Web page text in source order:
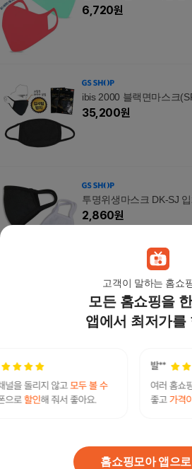
고객이 말하는 홈쇼
모든 홈쇼핑을
앱에서 최저가를
홈쇼핑모아 앱으로
6,720원
ibis 2000 블랙면마스크
35,200원
투명위생마스크 DK-SJ
2,860원
[하프클럽/니나스파리]봄
면(0SS154)
5,900 원
먼지차단마스크 다회용